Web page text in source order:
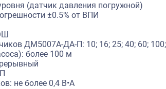
(датчик давления погружной)
±0.5% от ВПИ
ДМ5007А-ДА-П: 10; 16; 25; 40; 60;
более 100 м
не более 0,4 В•А